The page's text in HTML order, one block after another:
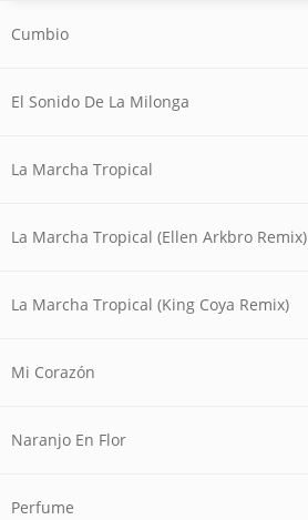
Cumbio
El Sonido De La Milonga
La Marcha Tropical
La Marcha Tropical (Ellen Arkbro Remix)
La Marcha Tropical (King Coya Remix)
Mi Corazón
Naranjo En Flor
Perfume